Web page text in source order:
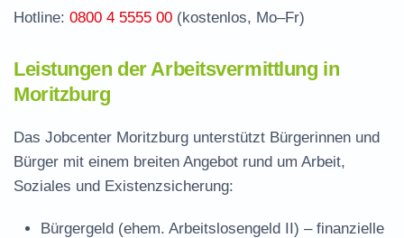
Hotline: 0800 4 5555 00 (kostenlos, Mo–Fr)
Leistungen der Arbeitsvermittlung in
Moritzburg
Das Jobcenter Moritzburg unterstützt Bürgerinnen und
Bürger mit einem breiten Angebot rund um Arbeit,
Soziales und Existenzsicherung:
Bürgergeld (ehem. Arbeitslosengeld II) – finanzielle